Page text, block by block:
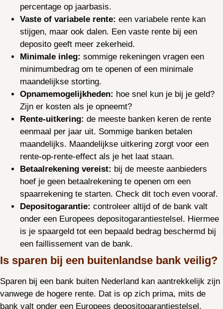
percentage op jaarbasis.
Vaste of variabele rente: een variabele rente kan
stijgen, maar ook dalen. Een vaste rente bij een
deposito geeft meer zekerheid.
Minimale inleg: sommige rekeningen vragen een
minimumbedrag om te openen of een minimale
maandelijkse storting.
Opnamemogelijkheden: hoe snel kun je bij je geld?
Zijn er kosten als je opneemt?
Rente-uitkering: de meeste banken keren de rente
eenmaal per jaar uit. Sommige banken betalen
maandelijks. Maandelijkse uitkering zorgt voor een
rente-op-rente-effect als je het laat staan.
Betaalrekening vereist: bij de meeste aanbieders
hoef je geen betaalrekening te openen om een
spaarrekening te starten. Check dit toch even vooraf.
Depositogarantie: controleer altijd of de bank valt
onder een Europees depositogarantiestelsel. Hiermee
is je spaargeld tot een bepaald bedrag beschermd bij
een faillissement van de bank.
Is sparen bij een buitenlandse bank veilig?
Sparen bij een bank buiten Nederland kan aantrekkelijk zijn
vanwege de hogere rente. Dat is op zich prima, mits de
bank valt onder een Europees depositogarantiestelsel.